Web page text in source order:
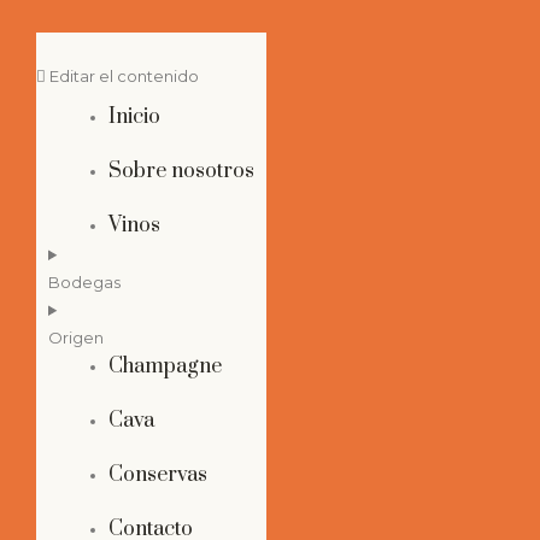
Editar el contenido
Inicio
Sobre nosotros
Vinos
Bodegas
Origen
Champagne
Cava
Conservas
Contacto